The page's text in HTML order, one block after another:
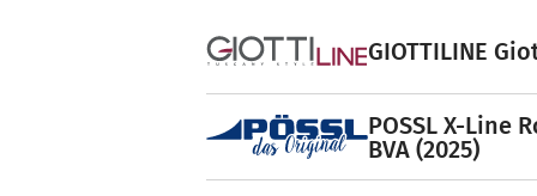
GIOTTILINE
POSSL X-Line
BVA (2025)